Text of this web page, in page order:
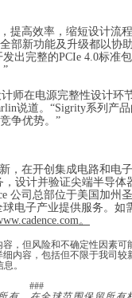
提高效率，缩短设计流
部新功能及升级都以协
出完整的PCIe 4.0标准
”
师在电源完整性设计环
说道。“Sigrity系列产
争优势。”
，在开创集成电路和电
，设计并验证尖端半导体
公司总部位于美国加州
电子产业提供服务。如
。
，但风险和不确定性因素
内容，包括但不限于我司较
。
###